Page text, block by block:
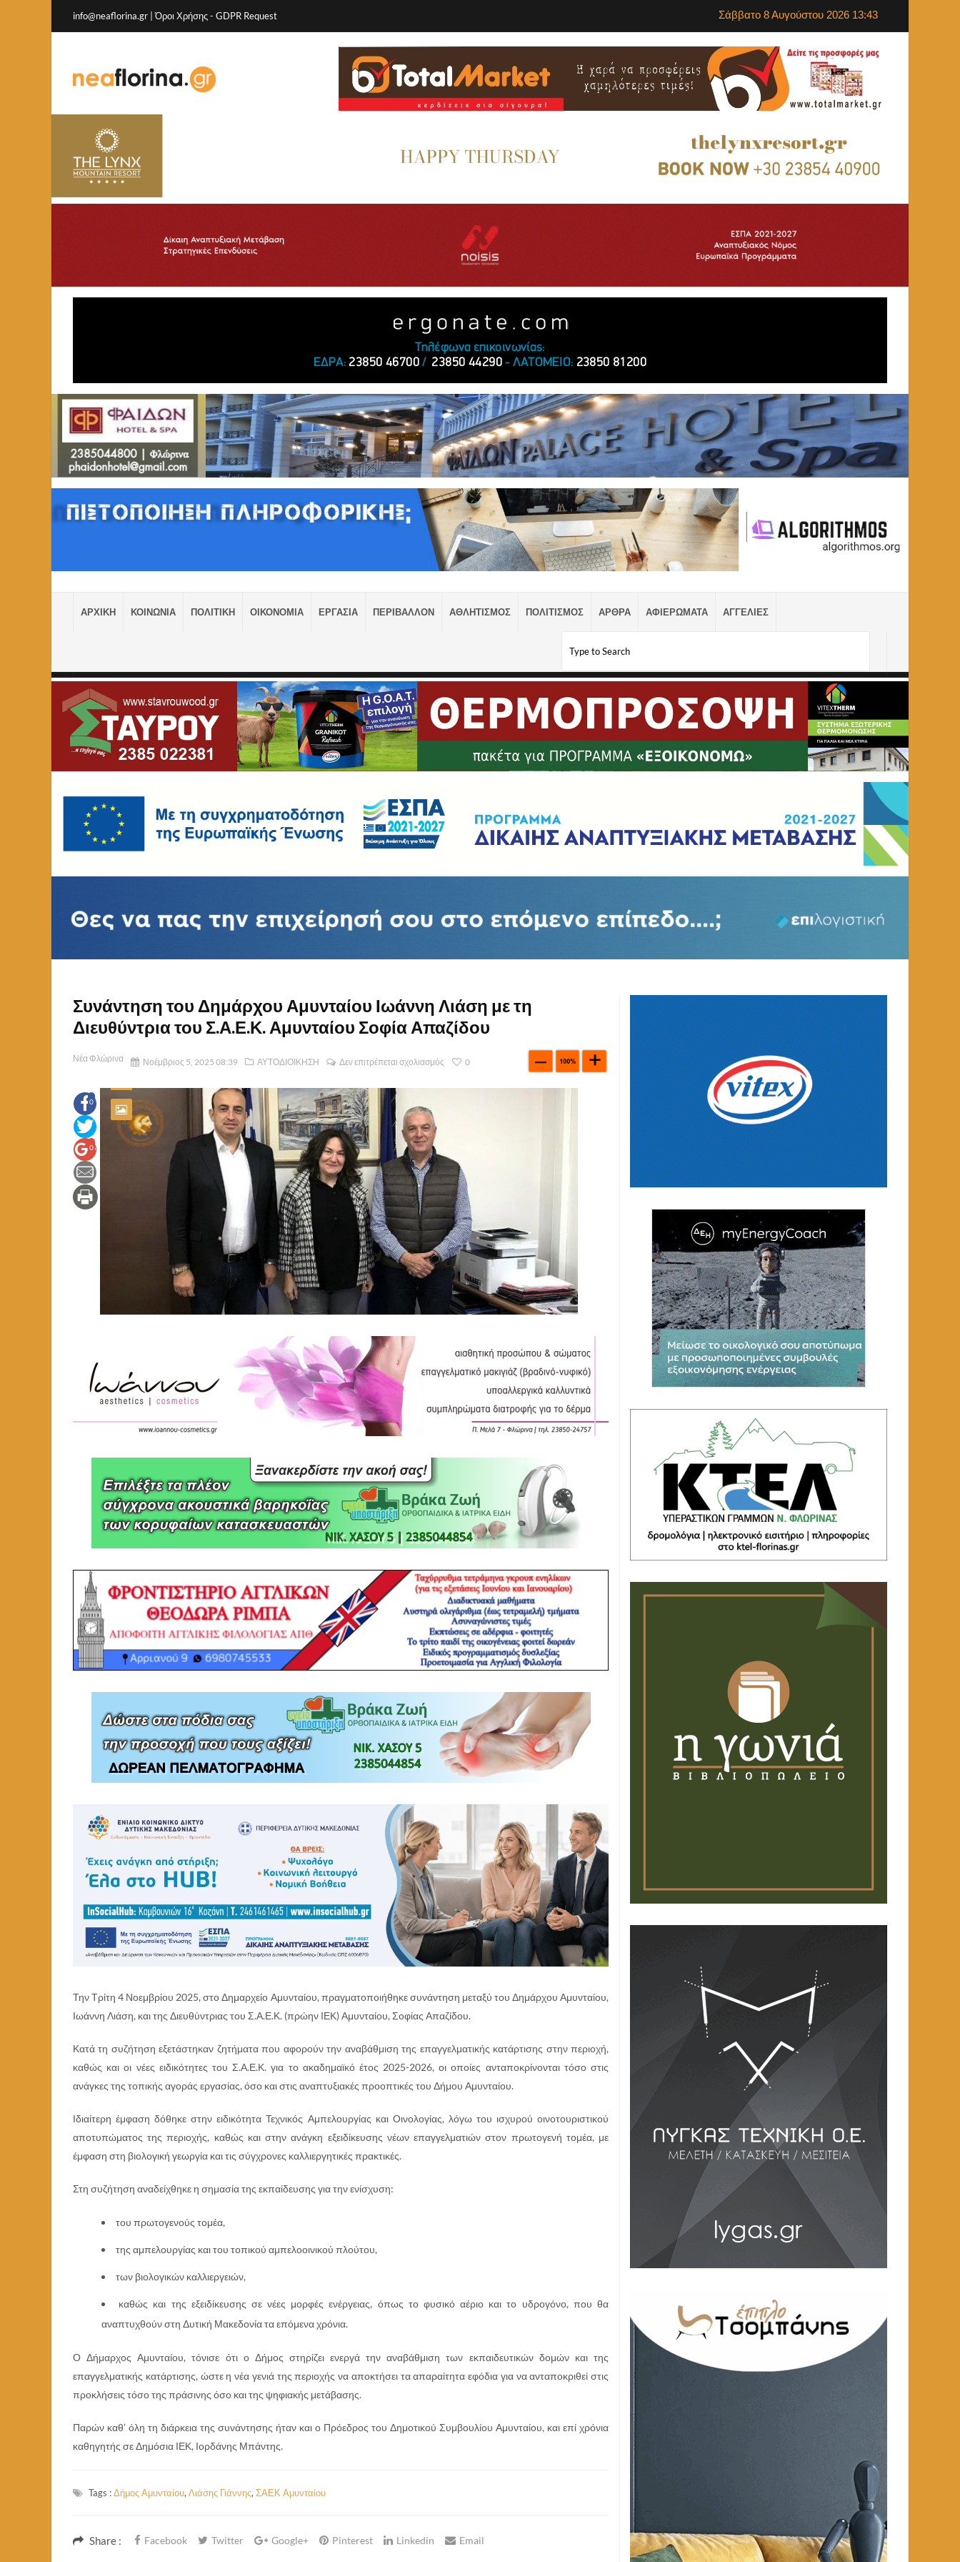
info@neaflorina.gr |Όροι Χρήσης- GDPR Request Σάββατο 8 Αυγούστου 2026 13:43
ΑΡΧΙΚΗ ΚΟΙΝΩΝΙΑ ΠΟΛΙΤΙΚΗ ΟΙΚΟΝΟΜΙΑ ΕΡΓΑΣΙΑ ΠΕΡΙΒΑΛΛΟΝ ΑΘΛΗΤΙΣΜΟΣ ΠΟΛΙΤΙΣΜΟΣ ΑΡΘΡΑ ΑΦΙΕΡΩΜΑΤΑ ΑΓΓΕΛΙΕΣ
Συνάντηση του Δημάρχου Αμυνταίου Ιωάννη Λιάση με τη
Διευθύντρια του Σ.Α.Ε.Κ. Αμυνταίου Σοφία Απαζίδου
Νέα Φλώρινα Νοέμβριος 5, 2025 08:39 ΑΥΤΟΔΙΟΙΚΗΣΗ Δεν επιτρέπεται σχολιασμός 0
0
0
Την Τρίτη 4 Νοεμβρίου 2025, στο Δημαρχείο Αμυνταίου, πραγματοποιήθηκε συνάντηση μεταξύ του Δημάρχου Αμυνταίου,
Ιωάννη Λιάση, και της Διευθύντριας του Σ.Α.Ε.Κ. (πρώην ΙΕΚ) Αμυνταίου, Σοφίας Απαζίδου.
Κατά τη συζήτηση εξετάστηκαν ζητήματα που αφορούν την αναβάθμιση της επαγγελματικής κατάρτισης στην περιοχή,
καθώς και οι νέες ειδικότητες του Σ.Α.Ε.Κ. για το ακαδημαϊκό έτος 2025-2026, οι οποίες ανταποκρίνονται τόσο στις
ανάγκες της τοπικής αγοράς εργασίας, όσο και στις αναπτυξιακές προοπτικές του Δήμου Αμυνταίου.
Ιδιαίτερη έμφαση δόθηκε στην ειδικότητα Τεχνικός Αμπελουργίας και Οινολογίας, λόγω του ισχυρού οινοτουριστικού
αποτυπώματος της περιοχής, καθώς και στην ανάγκη εξειδίκευσης νέων επαγγελματιών στον πρωτογενή τομέα, με
έμφαση στη βιολογική γεωργία και τις σύγχρονες καλλιεργητικές πρακτικές.
Στη συζήτηση αναδείχθηκε η σημασία της εκπαίδευσης για την ενίσχυση:
του πρωτογενούς τομέα,
της αμπελουργίας και του τοπικού αμπελοοινικού πλούτου,
των βιολογικών καλλιεργειών,
καθώς και της εξειδίκευσης σε νέες μορφές ενέργειας, όπως το φυσικό αέριο και το υδρογόνο, που θα
αναπτυχθούν στη Δυτική Μακεδονία τα επόμενα χρόνια.
Ο Δήμαρχος Αμυνταίου, τόνισε ότι ο Δήμος στηρίζει ενεργά την αναβάθμιση των εκπαιδευτικών δομών και της
επαγγελματικής κατάρτισης, ώστε η νέα γενιά της περιοχής να αποκτήσει τα απαραίτητα εφόδια για να ανταποκριθεί στις
προκλήσεις τόσο της πράσινης όσο και της ψηφιακής μετάβασης.
Παρών καθ’ όλη τη διάρκεια της συνάντησης ήταν και ο Πρόεδρος του Δημοτικού Συμβουλίου Αμυνταίου, και επί χρόνια
καθηγητής σε Δημόσια ΙΕΚ, Ιορδάνης Μπάντης.
Tags :Δήμος Αμυνταίου, Λιάσης Γιάννης, ΣΑΕΚ Αμυνταίου
Share : Facebook Twitter Google+ Pinterest Linkedin Email